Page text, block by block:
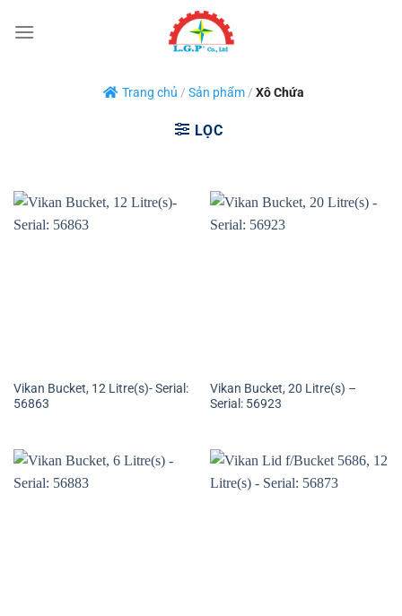
qua
Trang chủ / Sản phẩm / Xô Chứa
LỌC
Vikan Bucket, 12 Litre(s)- Serial:
56863
Vikan Bucket, 20 Litre(s) –
Serial: 56923